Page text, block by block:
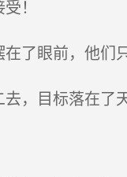
！
了眼前，他们
，目标落在了